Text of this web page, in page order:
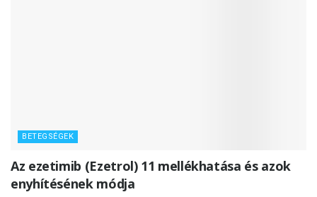
BETEGSÉGEK
Az ezetimib (Ezetrol) 11 mellékhatása és azok
enyhítésének módja